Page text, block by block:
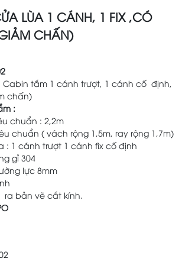
LÙA 1 CÁNH, 1 FIX ,CÓ
CHẤN)
Cabin tắm 1 cánh trượt, 1 cánh cố định,
chấn)
:
chuẩn : 2,2m
chuẩn ( vách rộng 1,5m, ray rộng 1,7m)
: 1 cánh trượt 1 cánh fix cố định
gỉ 304
lực 8mm
ra bản vẽ cắt kính.